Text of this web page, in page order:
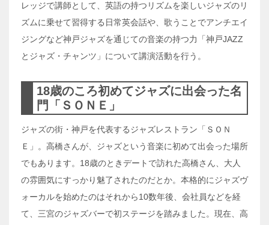
レッジで講師として、英語の持つリズムを楽しいジャズのリ
ズムに乗せて習得する日常英会話や、歌うことでアンチエイ
ジングなど神戸ジャズを通じての音楽の持つ力「神戸JAZZ
とジャズ・チャンツ」について講演活動を行う。
18歳のころ初めてジャズに出会った名
門「ＳＯＮＥ」
ジャズの街・神戸を代表するジャズレストラン「ＳＯＮ
Ｅ」。高橋さんが、ジャズという音楽に初めて出会った場所
でもあります。18歳のときデートで訪れた高橋さん、大人
の雰囲気にすっかり魅了されたのだとか。本格的にジャズヴ
ォーカルを始めたのはそれから10数年後、会社員などを経
て、三宮のジャズバーで初ステージを踏みました。現在、高